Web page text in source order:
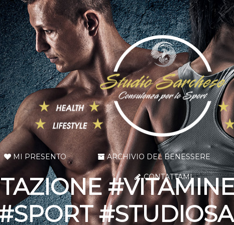
MI PRESENTO ARCHIVIO DEL BENESSERE
CONTATTAMI